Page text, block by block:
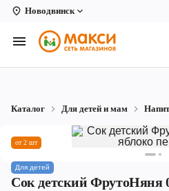
Новодвинск
Вологда
Архангельск
Кирово-Чепецк
Коряжма
Каталог Для детей и мам
от 2 шт
Для детей
Сок детский ФрутоНяня